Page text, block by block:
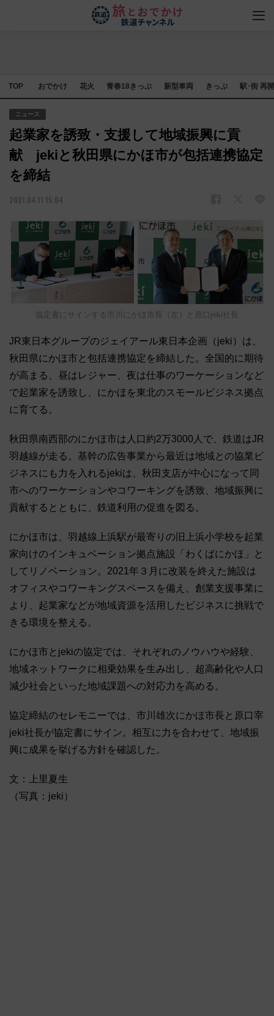
TOP おでかけ 花火 青春18きっぷ 新型車両 きっぷ 駅･街 再
ニュース
起業家を誘致・支援して地域振興に貢
献 jekiと秋田県にかほ市が包括連携協定
を締結
2021.04.11 15:04
協定書にサインする市川にかほ市長（左）と原口jeki社長
JR東日本グループのジェイアール東日本企画（jeki）は、
秋田県にかほ市と包括連携協定を締結した。全国的に期待
が高まる、昼はレジャー、夜は仕事のワーケーションなど
で起業家を誘致し、にかほを東北のスモールビジネス拠点
に育てる。
秋田県南西部のにかほ市は人口約2万3000人で、鉄道はJR
羽越線が走る。基幹の広告事業から最近は地域との協業ビ
ジネスにも力を入れるjekiは、秋田支店が中心になって同
市へのワーケーションやコワーキングを誘致、地域振興に
貢献するとともに、鉄道利用の促進を図る。
にかほ市は、羽越線上浜駅が最寄りの旧上浜小学校を起業
家向けのインキュベーション拠点施設「わくばにかほ」と
してリノベーション。2021年３月に改装を終えた施設は
オフィスやコワーキングスペースを備え、創業支援事業に
より、起業家などが地域資源を活用したビジネスに挑戦で
きる環境を整える。
にかほ市とjekiの協定では、それぞれのノウハウや経験、
地域ネットワークに相乗効果を生み出し、超高齢化や人口
減少社会といった地域課題への対応力を高める。
協定締結のセレモニーでは、市川雄次にかほ市長と原口宰
jeki社長が協定書にサイン。相互に力を合わせて、地域振
興に成果を挙げる方針を確認した。
文：上里夏生
（写真：jeki）